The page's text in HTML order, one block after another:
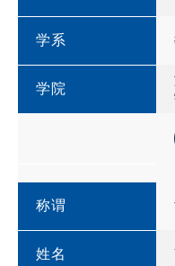
学系
学院
称谓
姓名